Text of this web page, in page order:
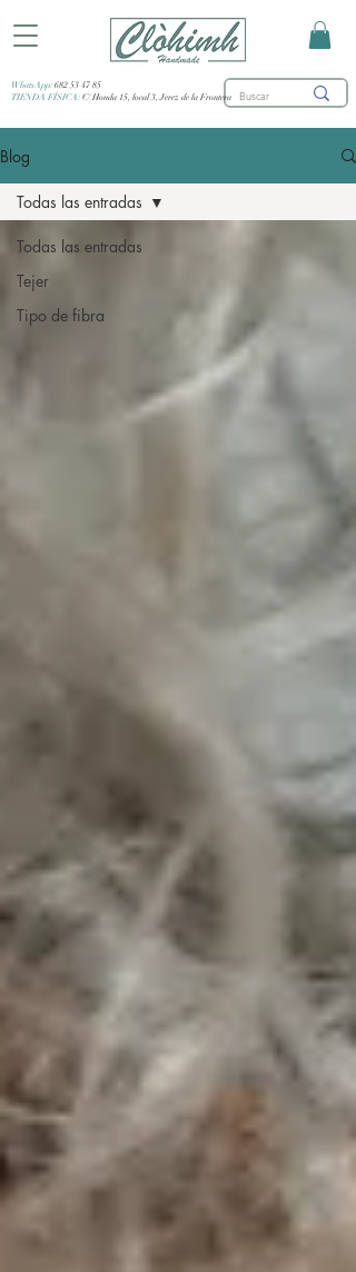
WhatsApp: 682 53 47 85
TIENDA FÍSICA: C/ Honda 15, local 3, Jerez de la Frontera
Blog
Todas las entradas
Tejer
Tipo de fibra
Todas las entradas